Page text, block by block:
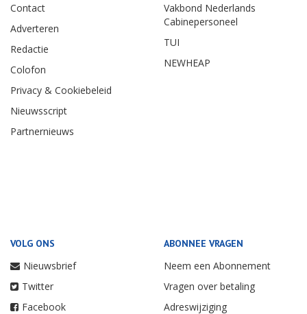
Contact
Adverteren
Redactie
Colofon
Privacy & Cookiebeleid
Nieuwsscript
Partnernieuws
Vakbond Nederlands
Cabinepersoneel
TUI
NEWHEAP
VOLG ONS
Nieuwsbrief
Twitter
Facebook
ABONNEE VRAGEN
Neem een Abonnement
Vragen over betaling
Adreswijziging